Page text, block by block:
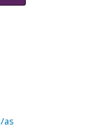
as